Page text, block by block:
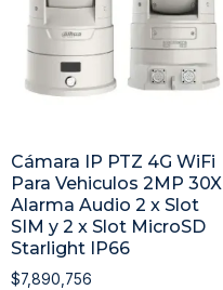
Cámara IP PTZ 4G WiFi
Para Vehiculos 2MP 30X
Alarma Audio 2 x Slot
SIM y 2 x Slot MicroSD
Starlight IP66
$7,890,756